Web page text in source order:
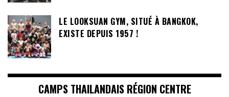
LE LOOKSUAN GYM, SITUÉ À BANGKOK,
EXISTE DEPUIS 1957 !
CAMPS THAILANDAIS RÉGION CENTRE